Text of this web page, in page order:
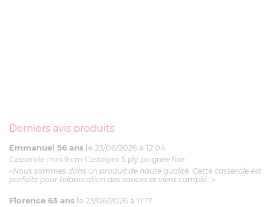
Derniers avis produits
Emmanuel 56 ans le 23/06/2026 à 12:04
Casserole mini 9 cm Castelpro 5 ply poignée fixe
«Nous sommes dans un produit de haute qualité. Cette casserole est
parfaite pour l'élaboration des sauces et vient complé...»
Florence 63 ans le 23/06/2026 à 11:17